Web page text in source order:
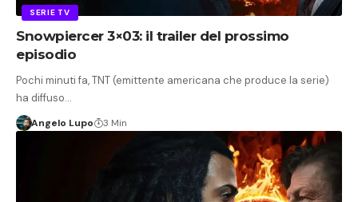
SERIE TV
Snowpiercer 3×03: il trailer del prossimo
episodio
Pochi minuti fa, TNT (emittente americana che produce la serie)
ha diffuso…
Angelo Lupo 3 Min